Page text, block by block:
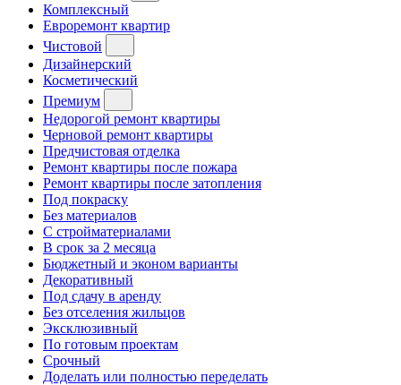
Комплексный
Евроремонт квартир
Чистовой
Дизайнерский
Косметический
Премиум
Недорогой ремонт квартиры
Черновой ремонт квартиры
Предчистовая отделка
Ремонт квартиры после пожара
Ремонт квартиры после затопления
Под покраску
Без материалов
С стройматериалами
В срок за 2 месяца
Бюджетный и эконом варианты
Декоративный
Под сдачу в аренду
Без отселения жильцов
Эксклюзивный
По готовым проектам
Срочный
Доделать или полностью переделать